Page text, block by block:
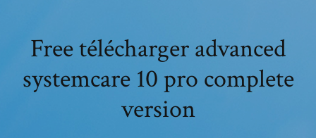
Free télécharger advanced
systemcare 10 pro complete
version